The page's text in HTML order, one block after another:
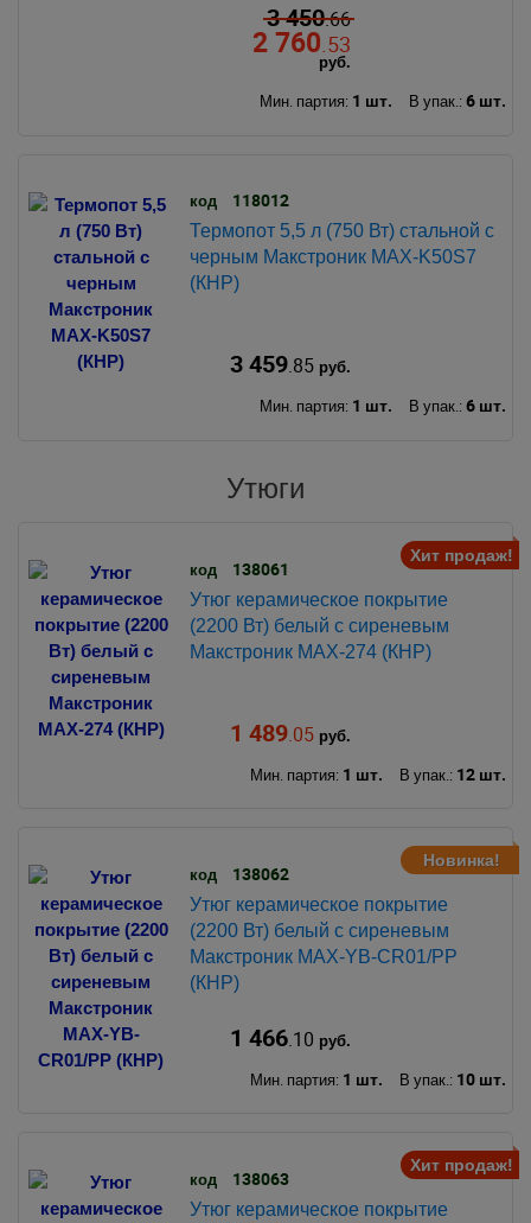
3 450.66
2 760.53
руб.
Мин. партия: 1 шт. В упак.: 6 шт.
код 118012
Термопот 5,5 л (750 Вт) стальной с
черным Макстроник MAX-K50S7
(КНР)
3 459.85руб.
Мин. партия: 1 шт. В упак.: 6 шт.
Утюги
Хит продаж!
код 138061
Утюг керамическое покрытие
(2200 Вт) белый с сиреневым
Макстроник MAX-274 (КНР)
1 489.05руб.
Мин. партия: 1 шт. В упак.: 12 шт.
Новинка!
код 138062
Утюг керамическое покрытие
(2200 Вт) белый с сиреневым
Макстроник MAX-YB-CR01/PP
(КНР)
1 466.10 руб.
Мин. партия: 1 шт. В упак.: 10 шт.
Хит продаж!
код 138063
Утюг керамическое покрытие